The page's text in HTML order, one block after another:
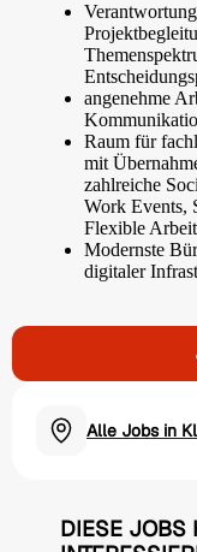
angenehme
Raum für
mit
zahlreiche
Work Events,
Flexible
Modernste
digitaler
Alle Jobs in
DIESE JOBS